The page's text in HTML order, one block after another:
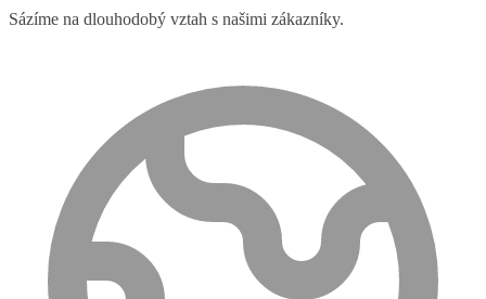
Sázíme na dlouhodobý vztah s našimi zákazníky.